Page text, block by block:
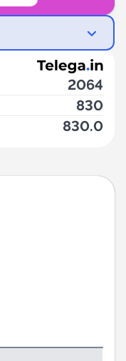
2064
830
830.0